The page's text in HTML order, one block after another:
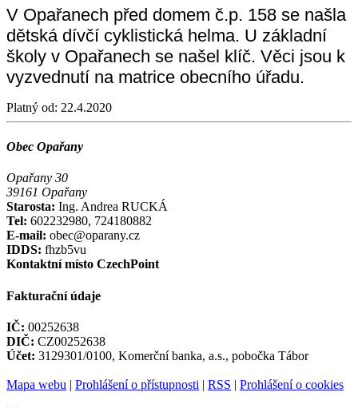
V Opařanech před domem č.p. 158 se našla
dětská dívčí cyklistická helma. U základní
školy v Opařanech se našel klíč. Věci jsou k
vyzvednutí na matrice obecního úřadu.
Platný od: 22.4.2020
Obec Opařany
Opařany 30
39161 Opařany
Starosta: Ing. Andrea RUCKÁ
Tel: 602232980, 724180882
E-mail: obec@oparany.cz
IDDS: fhzb5vu
Kontaktní místo CzechPoint
Fakturační údaje
IČ: 00252638
DIČ: CZ00252638
Účet: 3129301/0100, Komerční banka, a.s., pobočka Tábor
Mapa webu | Prohlášení o přístupnosti | RSS | Prohlášení o cookies